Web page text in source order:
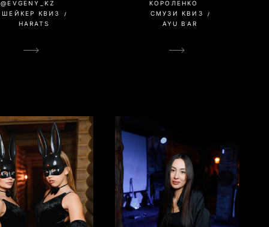
@EVGENY_KZ
ШЕЙКЕР КВИЗ
HARATS
КОРОЛЕНКО
СМУЗИ КВИЗ
AYU BAR